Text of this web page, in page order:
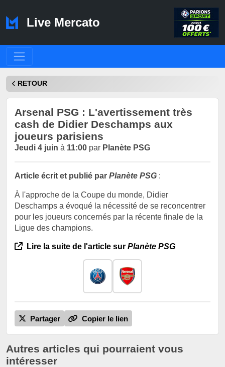
Live Mercato
RETOUR
Arsenal PSG : L'avertissement très
cash de Didier Deschamps aux
joueurs parisiens
Jeudi 4 juin à 11:00 par Planète PSG
Article écrit et publié par Planète PSG :
À l'approche de la Coupe du monde, Didier
Deschamps a évoqué la nécessité de se reconcentrer
pour les joueurs concernés par la récente finale de la
Ligue des champions.
Lire la suite de l'article sur Planète PSG
Partager Copier le lien
Autres articles qui pourraient vous
intéresser